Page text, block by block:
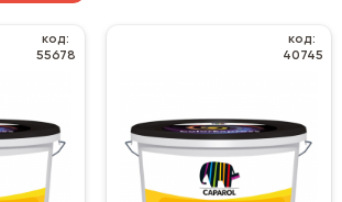
код:
55678
код:
40745